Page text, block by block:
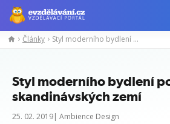
Články Styl moderního bydlení podle skandinávských zemí
Styl moderního bydlení
skandinávských zemí
25. 02. 2019| Ambience Design